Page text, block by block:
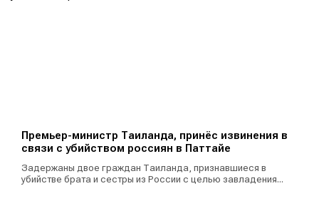
Премьер-министр Таиланда, принёс извинения в
связи с убийством россиян в Паттайе
Задержаны двое граждан Таиланда, признавшиеся в
убийстве брата и сестры из России с целью завладения...